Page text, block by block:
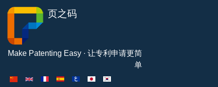
页之码
Make Patenting Easy · 让专利申请更简
单